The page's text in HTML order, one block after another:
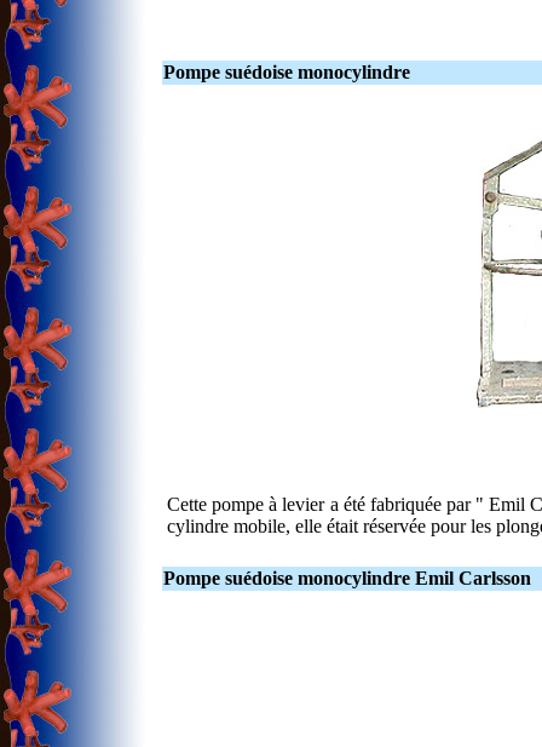
Pompe suédoise monocylindre
Cette pompe à levier a été fabriquée par " Emil
cylindre mobile, elle était réservée pour les
Pompe suédoise monocylindre Emil Carlsson